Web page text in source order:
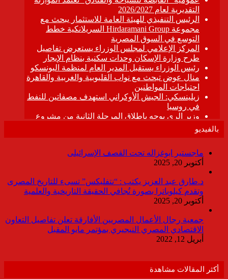
بالفيديو
ماجستير ابوغزاله تحت القصف الإسرائيلى
أكتوبر 20, 2025
د.طارق عبد العزيز يكتب : “نتفليكس” تسىء للتاريخ المصرى
وتقدم كيلوباترا بصورة تُجافي الحقيقة التاريخية والعلمية
أكتوبر 20, 2025
جمعية رجال الأعمال المصريين الأفارقة تعلن تفاصيل التعاون
الاقتصادي المصري النيجيري بمؤتمر مايو المقبل
أبريل 12, 2022
أكثر المقالات مشاهدة